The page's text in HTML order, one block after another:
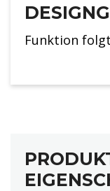
Funktion